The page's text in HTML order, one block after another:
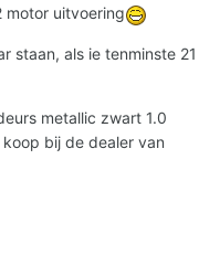
motor uitvoering
staan, als ie tenminste 21
metallic zwart 1.0
bij de dealer van